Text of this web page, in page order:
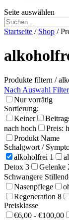
Seite auswählen
Startseite / Shop /
Produkte filtern /
Nach Auswahl
Nur vorrätig
Sortierung:
Keiner
nach hoch
Preis:
Produkt Name
Schalgwort /
alkoholfrei 1
Detox 3 Gelenke
Schwangere
Nasenpflege
Regeneration 8
Preisklasse
€6,00 - €100,00